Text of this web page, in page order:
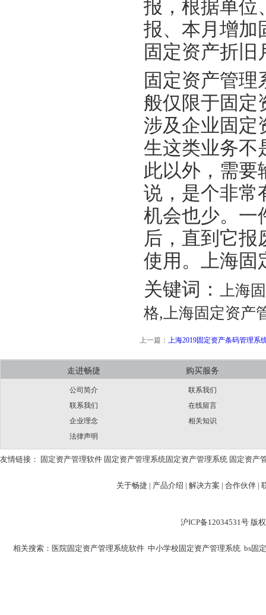
报，根据单位
报、本月增加
固定资产折
固定资产管
般仅限于固定
涉及企业固定
生这类业务不
此以外，需要
说，是个非常
机会也少。一
后，直到它报
使用。上海固
关键词： 上海
格,上海固定资产
上一篇： 上海2019固定资产条码管理系
走进畅捷
公司简介
联系我们
企业理念
法律声明
购买服务
联系我们
在线留言
相关知识
友情链接： 固定资产管理软件 固定资产管理系统固定资产管理系统 固定资产
关于畅捷 | 产品介绍 | 解决方案 | 合作伙伴 |
沪ICP备12034531号 版
相关搜索： 医院固定资产管理系统软件 中小学校固定资产管理系统 bs固